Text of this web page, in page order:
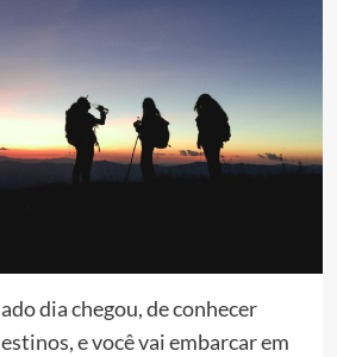
dia chegou, de conhecer
e você vai embarcar em